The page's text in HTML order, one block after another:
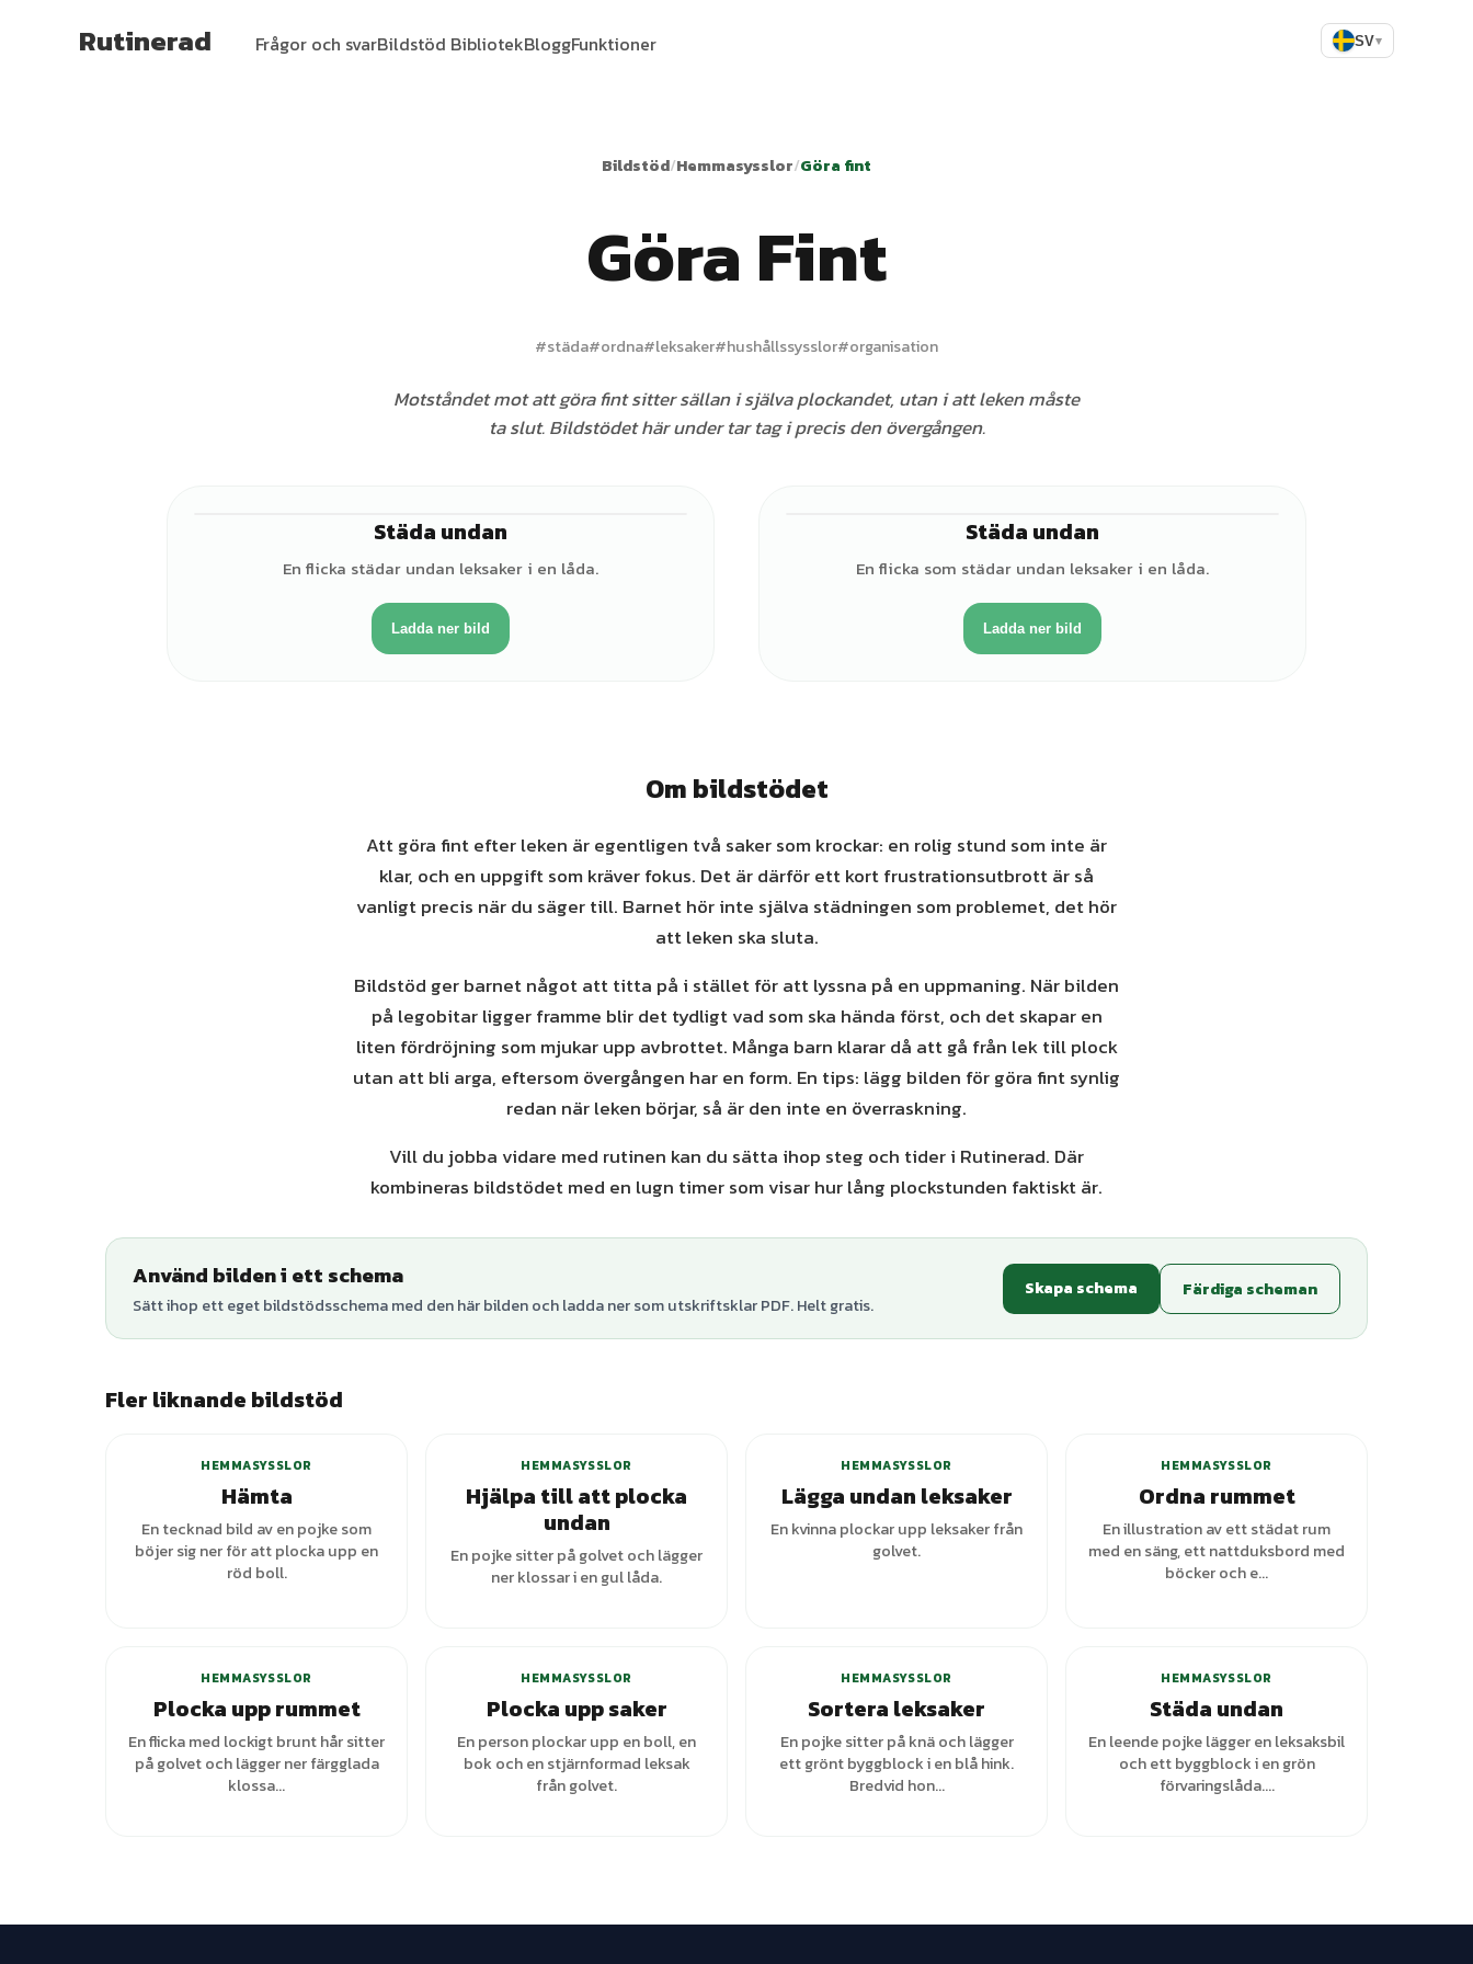
Rutinerad Frågor och svarBildstöd BibliotekBloggFunktioner SV▾
Bildstöd/Hemmasysslor/Göra fint
Göra Fint
#städa#ordna#leksaker#hushållssysslor#organisation
Motståndet mot att göra fint sitter sällan i själva plockandet, utan i att leken måste
ta slut. Bildstödet här under tar tag i precis den övergången.
Städa undan
En flicka städar undan leksaker i en låda.
Ladda ner bild
Städa undan
En flicka som städar undan leksaker i en låda.
Ladda ner bild
Om bildstödet
Att göra fint efter leken är egentligen två saker som krockar: en rolig stund som inte är
klar, och en uppgift som kräver fokus. Det är därför ett kort frustrationsutbrott är så
vanligt precis när du säger till. Barnet hör inte själva städningen som problemet, det hör
att leken ska sluta.
Bildstöd ger barnet något att titta på i stället för att lyssna på en uppmaning. När bilden
på legobitar ligger framme blir det tydligt vad som ska hända först, och det skapar en
liten fördröjning som mjukar upp avbrottet. Många barn klarar då att gå från lek till plock
utan att bli arga, eftersom övergången har en form. En tips: lägg bilden för göra fint synlig
redan när leken börjar, så är den inte en överraskning.
Vill du jobba vidare med rutinen kan du sätta ihop steg och tider i Rutinerad. Där
kombineras bildstödet med en lugn timer som visar hur lång plockstunden faktiskt är.
Använd bilden i ett schema
Sätt ihop ett eget bildstödsschema med den här bilden och ladda ner som utskriftsklar PDF. Helt gratis.
Skapa schema Färdiga scheman
Fler liknande bildstöd
HEMMASYSSLOR
Hämta
En tecknad bild av en pojke som
böjer sig ner för att plocka upp en
röd boll.
HEMMASYSSLOR
Hjälpa till att plocka
undan
En pojke sitter på golvet och lägger
ner klossar i en gul låda.
HEMMASYSSLOR
Lägga undan leksaker
En kvinna plockar upp leksaker från
golvet.
HEMMASYSSLOR
Ordna rummet
En illustration av ett städat rum
med en säng, ett nattduksbord med
böcker och e...
HEMMASYSSLOR
Plocka upp rummet
En flicka med lockigt brunt hår sitter
på golvet och lägger ner färgglada
klossa...
HEMMASYSSLOR
Plocka upp saker
En person plockar upp en boll, en
bok och en stjärnformad leksak
från golvet.
HEMMASYSSLOR
Sortera leksaker
En pojke sitter på knä och lägger
ett grönt byggblock i en blå hink.
Bredvid hon...
HEMMASYSSLOR
Städa undan
En leende pojke lägger en leksaksbil
och ett byggblock i en grön
förvaringslåda....